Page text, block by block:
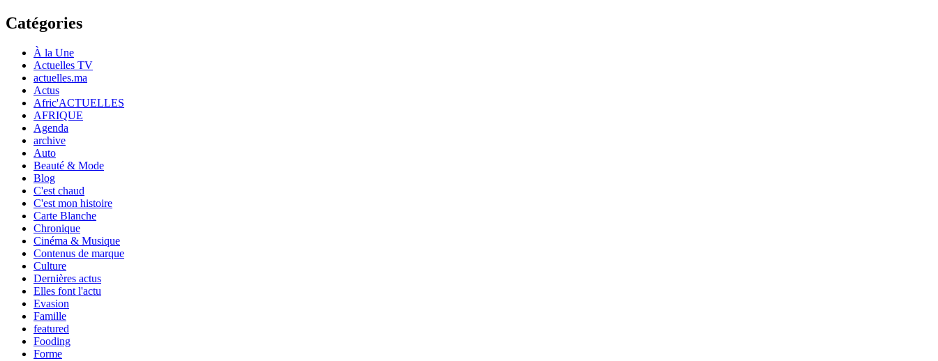
Catégories
À la Une
Actuelles TV
actuelles.ma
Actus
Afric'ACTUELLES
AFRIQUE
Agenda
archive
Auto
Beauté & Mode
Blog
C'est chaud
C'est mon histoire
Carte Blanche
Chronique
Cinéma & Musique
Contenus de marque
Culture
Dernières actus
Elles font l'actu
Evasion
Famille
featured
Fooding
Forme